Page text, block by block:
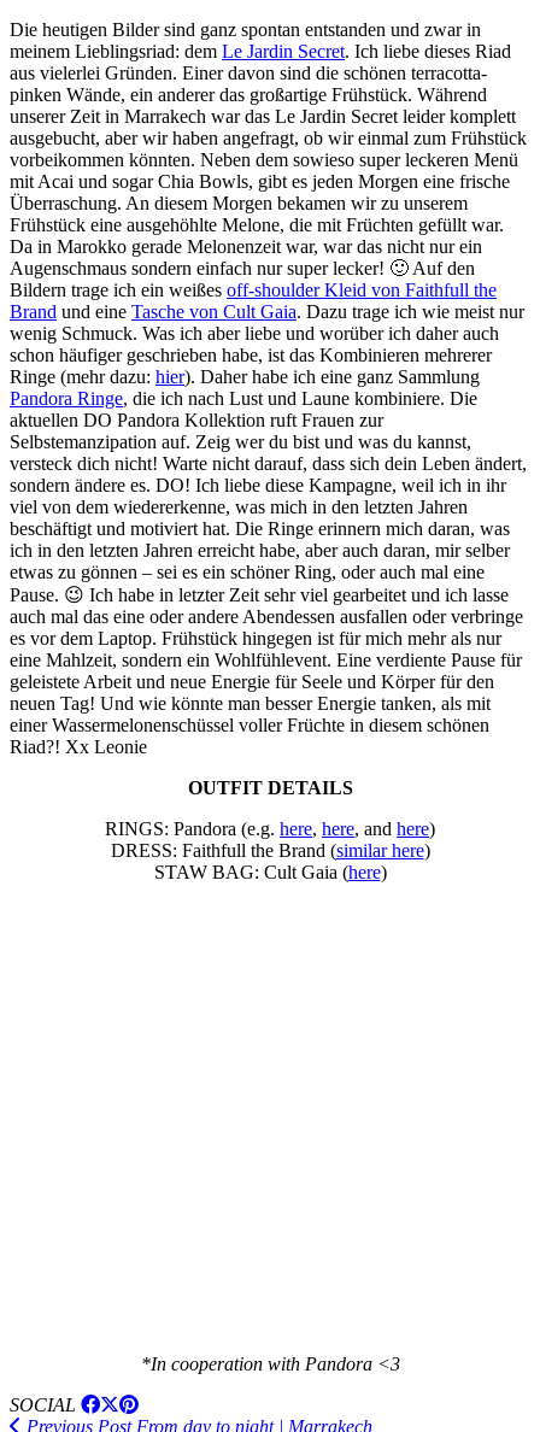
Die heutigen Bilder sind ganz spontan entstanden und zwar in
meinem Lieblingsriad: dem Le Jardin Secret. Ich liebe dieses Riad
aus vielerlei Gründen. Einer davon sind die schönen terracotta-
pinken Wände, ein anderer das großartige Frühstück. Während
unserer Zeit in Marrakech war das Le Jardin Secret leider komplett
ausgebucht, aber wir haben angefragt, ob wir einmal zum Frühstück
vorbeikommen könnten. Neben dem sowieso super leckeren Menü
mit Acai und sogar Chia Bowls, gibt es jeden Morgen eine frische
Überraschung. An diesem Morgen bekamen wir zu unserem
Frühstück eine ausgehöhlte Melone, die mit Früchten gefüllt war.
Da in Marokko gerade Melonenzeit war, war das nicht nur ein
Augenschmaus sondern einfach nur super lecker! 🙂 Auf den
Bildern trage ich ein weißes off-shoulder Kleid von Faithfull the
Brand und eine Tasche von Cult Gaia. Dazu trage ich wie meist nur
wenig Schmuck. Was ich aber liebe und worüber ich daher auch
schon häufiger geschrieben habe, ist das Kombinieren mehrerer
Ringe (mehr dazu: hier). Daher habe ich eine ganz Sammlung
Pandora Ringe, die ich nach Lust und Laune kombiniere. Die
aktuellen DO Pandora Kollektion ruft Frauen zur
Selbstemanzipation auf. Zeig wer du bist und was du kannst,
versteck dich nicht! Warte nicht darauf, dass sich dein Leben ändert,
sondern ändere es. DO! Ich liebe diese Kampagne, weil ich in ihr
viel von dem wiedererkenne, was mich in den letzten Jahren
beschäftigt und motiviert hat. Die Ringe erinnern mich daran, was
ich in den letzten Jahren erreicht habe, aber auch daran, mir selber
etwas zu gönnen – sei es ein schöner Ring, oder auch mal eine
Pause. 😉 Ich habe in letzter Zeit sehr viel gearbeitet und ich lasse
auch mal das eine oder andere Abendessen ausfallen oder verbringe
es vor dem Laptop. Frühstück hingegen ist für mich mehr als nur
eine Mahlzeit, sondern ein Wohlfühlevent. Eine verdiente Pause für
geleistete Arbeit und neue Energie für Seele und Körper für den
neuen Tag! Und wie könnte man besser Energie tanken, als mit
einer Wassermelonenschüssel voller Früchte in diesem schönen
Riad?! Xx Leonie
OUTFIT DETAILS
RINGS: Pandora (e.g. here, here, and here)
DRESS: Faithfull the Brand (similar here)
STAW BAG: Cult Gaia (here)
*In cooperation with Pandora <3
SOCIAL
Previous PostFrom day to night | Marrakech